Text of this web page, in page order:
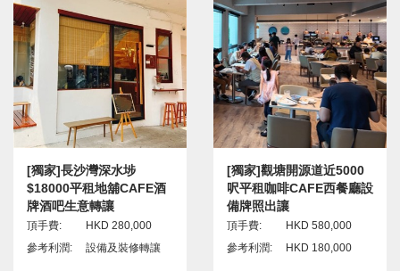
[獨家]長沙灣深水埗
$18000平租地舖CAFE酒
牌酒吧生意轉讓
頂手費:
HKD 280,000
參考利潤:
設備及裝修轉讓
[獨家]觀塘開源道近5000
呎平租咖啡CAFE西餐廳設
備牌照出讓
頂手費:
HKD 580,000
參考利潤:
HKD 180,000